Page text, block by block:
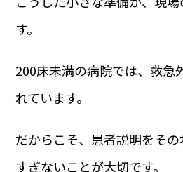
す。
200床未満の病院では、救急
れています。
だからこそ、患者説明をそ
すぎないことが大切です。